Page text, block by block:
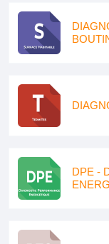
DPE -